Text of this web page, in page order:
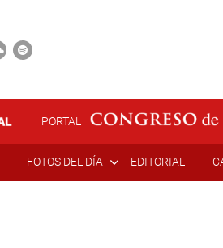
PORTAL
FOTOS DEL DÍA EDITORIAL